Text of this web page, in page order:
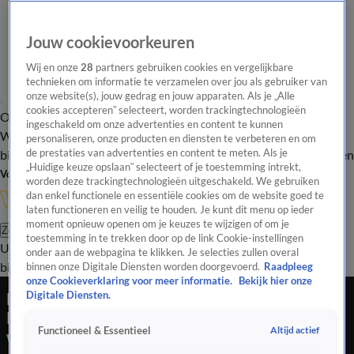
Overzicht Onze programma's Uitzendingen Onze gezichten
In de
WandelgangenInterviewsUitzending
bijwonenPodcastShopVeelgestelde vragenKijkersvraag insturen
Volg Vandaag Inside
Zoeken
UitzendingenVandaag InsideDe OranjezomerShopUitzending
bijwonen
Marc Martel (zangstem in film Bohemian
Rhapsody) opent De Oranjezomer op prachtige
wijze!
Jouw cookievoorkeuren
Wij en onze28 partners gebruiken cookies en vergelijkbare
technieken om informatie te verzamelen over jou als gebruiker van
onze website(s), jouw gedrag en jouw apparaten. Als je „Alle
cookies accepteren” selecteert, worden trackingtechnologieën
ingeschakeld om onze advertenties en content te kunnen
personaliseren, onze producten en diensten te verbeteren en om
de prestaties van advertenties en content te meten. Als je
„Huidige keuze opslaan” selecteert of je toestemming intrekt,
worden deze trackingtechnologieën uitgeschakeld. We gebruiken
dan enkel functionele en essentiële cookies om de website goed te
laten functioneren en veilig te houden. Je kunt dit menu op ieder
moment opnieuw openen om je keuzes te wijzigen of om je
toestemming in te trekken door op de link Cookie-instellingen
onder aan de webpagina te klikken. Je selecties zullen overal
binnen onze Digitale Diensten worden doorgevoerd. Raadpleeg
onze Cookieverklaring voor meer informatie.
Bekijk hier onze
Digitale Diensten.
Functioneel & Essentieel Altijd actief